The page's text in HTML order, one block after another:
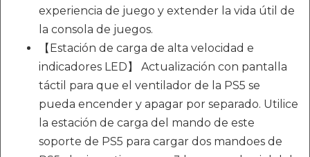
experiencia de juego y extender la vida útil de
la consola de juegos.
【Estación de carga de alta velocidad e
indicadores LED】 Actualización con pantalla
táctil para que el ventilador de la PS5 se
pueda encender y apagar por separado. Utilice
la estación de carga del mando de este
soporte de PS5 para cargar dos mandoes de